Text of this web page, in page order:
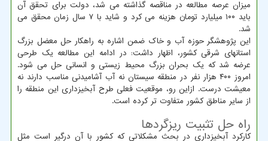
میزان عرصه مطالعه در مناقصه گذاشته می شد، دولت برای تحقق آن
باید ۱۰۰ میلیارد تومان هزینه می کرد و شاید با ۷ سال زمان محقق می
شد.
این پژوهشگر حوزه آب و خاک ضمن اشاره به راهکار حل معضل بزرگ
استانهای شرقی کشور، اظهار داشت: در ادامه این مطالعه یک طرحی
عرضه شد که یک بحران بزرگ محیط زیستی و انسانی حل می شود.
امروز ۴۰۰ هزار نفر در منطقه سیستان نه آب آشامیدنی مناسب دارند نه
معیشت درست. ازاین رو، موقعیت فعلی طرح آبخیزداری این منطقه را
از سایر مناطق کشور متفاوت تر کرده است.
راه حل تثبیت ریزگردها
کارکرد آبخیزداری در بحث مشکلاتی که کشور با آن درگیر است مثل